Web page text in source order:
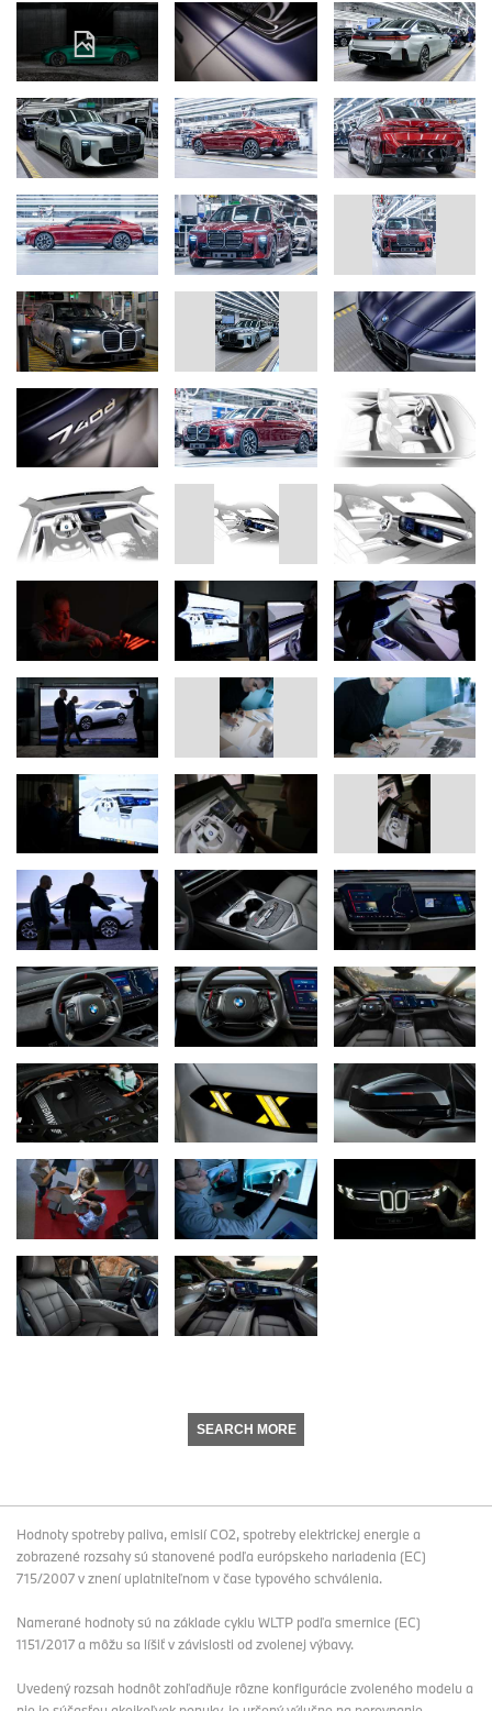
SEARCH MORE
Hodnoty spotreby paliva, emisií CO2, spotreby elektrickej energie a
zobrazené rozsahy sú stanovené podľa európskeho nariadenia (EC)
715/2007 v znení uplatniteľnom v čase typového schválenia.
Namerané hodnoty sú na základe cyklu WLTP podľa smernice (EC)
1151/2017 a môžu sa líšiť v závislosti od zvolenej výbavy.
Uvedený rozsah hodnôt zohľadňuje rôzne konfigurácie zvoleného modelu a